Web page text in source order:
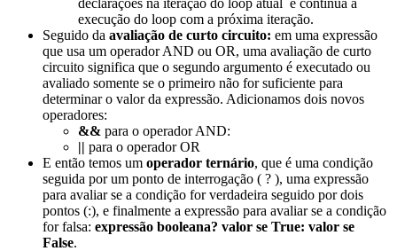
execução do loop com a próxima iteração.
Seguido da avaliação de curto circuito: em uma expressão
que usa um operador AND ou OR, uma avaliação de curto
circuito significa que o segundo argumento é executado ou
avaliado somente se o primeiro não for suficiente para
determinar o valor da expressão. Adicionamos dois novos
operadores:
&& para o operador AND:
|| para o operador OR
E então temos um operador ternário, que é uma condição
seguida por um ponto de interrogação ( ? ), uma expressão
para avaliar se a condição for verdadeira seguido por dois
pontos (:), e finalmente a expressão para avaliar se a condição
for falsa: expressão booleana? valor se True: valor se
False.